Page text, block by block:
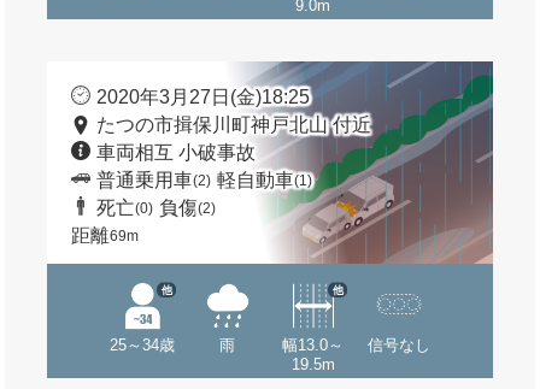
9.0m
2020年3月27日(金)18:25
たつの市揖保川町神戸北山 付近
車両相互 小破事故
普通乗用車(2) 軽自動車(1)
死亡(0) 負傷(2)
距離69m
25～34歳
他
雨
幅13.0～
19.5m
他
信号なし